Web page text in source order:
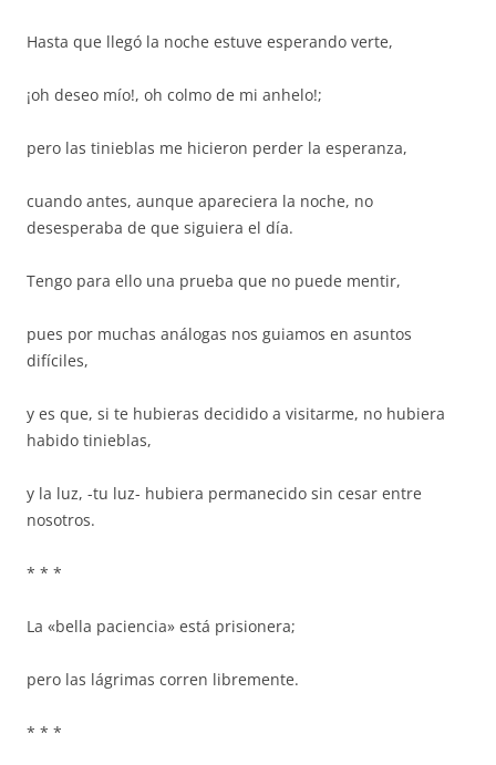
Hasta que llegó la noche estuve esperando verte,
¡oh deseo mío!, oh colmo de mi anhelo!;
pero las tinieblas me hicieron perder la esperanza,
cuando antes, aunque apareciera la noche, no
desesperaba de que siguiera el día.
Tengo para ello una prueba que no puede mentir,
pues por muchas análogas nos guiamos en asuntos
difíciles,
y es que, si te hubieras decidido a visitarme, no hubiera
habido tinieblas,
y la luz, -tu luz- hubiera permanecido sin cesar entre
nosotros.
* * *
La «bella paciencia» está prisionera;
pero las lágrimas corren libremente.
* * *